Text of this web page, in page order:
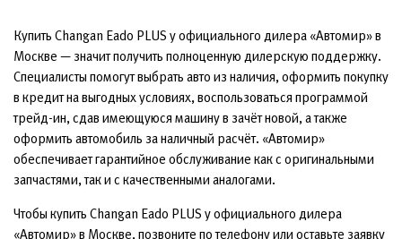
Купить Changan Eado PLUS у официального дилера «Автомир» в
Москве — значит получить полноценную дилерскую поддержку.
Специалисты помогут выбрать авто из наличия, оформить покупку
в кредит на выгодных условиях, воспользоваться программой
трейд-ин, сдав имеющуюся машину в зачёт новой, а также
оформить автомобиль за наличный расчёт. «Автомир»
обеспечивает гарантийное обслуживание как с оригинальными
запчастями, так и с качественными аналогами.
Чтобы купить Changan Eado PLUS у официального дилера
«Автомир» в Москве, позвоните по телефону или оставьте заявку